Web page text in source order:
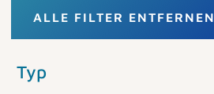
ALLE FILTER ENTFERNEN
Typ